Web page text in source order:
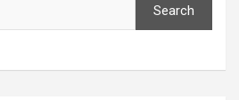
Search